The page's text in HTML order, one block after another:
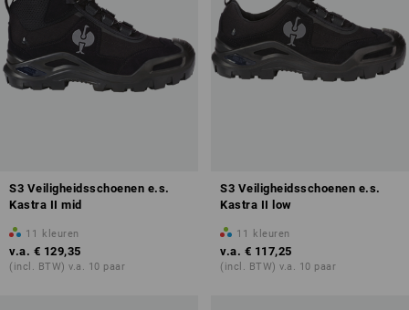
S3 Veiligheidsschoenen e.s.
Kastra II mid
11 kleuren
v.a. € 129,35
(incl. BTW) v.a. 10 paar
S3 Veiligheidsschoenen e.s.
Kastra II low
11 kleuren
v.a. € 117,25
(incl. BTW) v.a. 10 paar